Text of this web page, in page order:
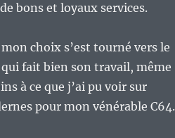
bons et loyaux services.
choix s’est tourné vers le
fait bien son travail, même
à ce que j’ai pu voir sur
pour mon vénérable C64.